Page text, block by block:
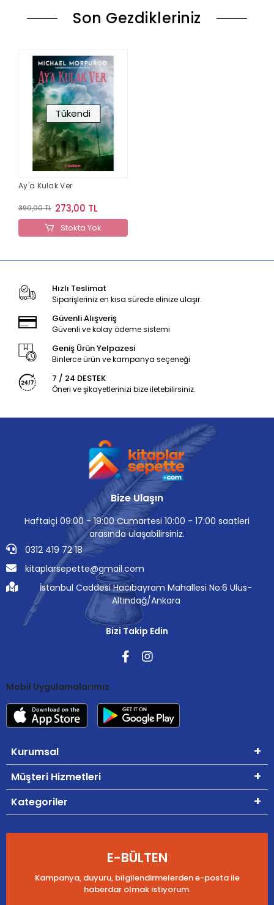
Son Gezdikleriniz
Tükendi
Ay'a Kulak Ver
390,00 TL 273,00 TL
Stokta Yok
Hızlı Teslimat
Siparişleriniz en kısa sürede elinize ulaşır.
Güvenli Alışveriş
Güvenli ve kolay ödeme sistemi
Geniş Ürün Yelpazesi
Binlerce ürün ve kampanya seçeneği
7 / 24 DESTEK
Öneri ve şikayetlerinizi bize iletebilirsiniz.
Bize Ulaşın
Haftaiçi 09:00 - 19:00 Cumartesi 10:00 - 17:00 saatleri
arasında ulaşabilirsiniz.
0312 419 72 18
kitaplarsepette@gmail.com
İstanbul Caddesi Hacıbayram Mahallesi No:6 Ulus-
Altındağ/Ankara
Bizi Takip Edin
Mobil Uygulamalarımız
Kurumsal
Müşteri Hizmetleri
Kategoriler
E-BÜLTEN
Kampanya, duyuru, bilgilendirmelerden e-posta ile
haberdar olmak istiyorum.